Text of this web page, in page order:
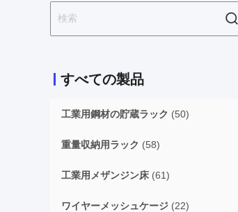
すべての製品
工業用鋼材の貯蔵ラック (50)
重量収納用ラック (58)
工業用メザンジン床 (61)
ワイヤーメッシュケージ (22)